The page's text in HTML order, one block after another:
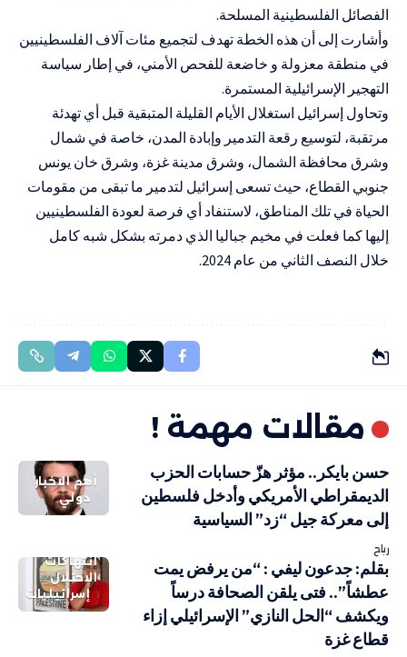
الفصائل الفلسطينية المسلحة.
وأشارت إلى أن هذه الخطة تهدف لتجميع مئات آلاف الفلسطينيين
في منطقة معزولة و خاضعة للفحص الأمني، في إطار سياسة
التهجير الإسرائيلية المستمرة.
وتحاول إسرائيل استغلال الأيام القليلة المتبقية قبل أي تهدئة
مرتقبة، لتوسيع رقعة التدمير وإبادة المدن، خاصة في شمال
وشرق محافظة الشمال، وشرق مدينة غزة، وشرق خان يونس
جنوبي القطاع، حيث تسعى إسرائيل لتدمير ما تبقى من مقومات
الحياة في تلك المناطق، لاستنفاد أي فرصة لعودة الفلسطينيين
إليها كما فعلت في مخيم جباليا الذي دمرته بشكل شبه كامل
خلال النصف الثاني من عام 2024.
مقالات مهمة !
أهم الاخبار
دولي
حسن بايكر.. مؤثر هزّ حسابات الحزب
الديمقراطي الأمريكي وأدخل فلسطين
إلى معركة جيل “زد” السياسية
رباح
انتهاكات
الاحتلال
إسرائيليات
بقلم: جدعون ليفي : “من يرفض يمت
عطشاً”.. فتى يلقن الصحافة درساً
ويكشف “الحل النازي” الإسرائيلي إزاء
قطاع غزة